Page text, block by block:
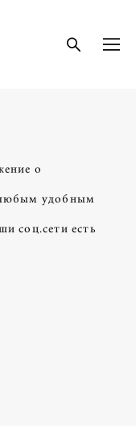
о
любым удобным
соц.сети есть